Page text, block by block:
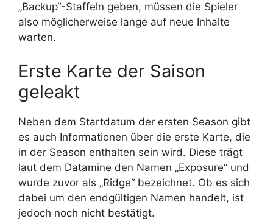
„Backup“-Staffeln geben, müssen die Spieler
also möglicherweise lange auf neue Inhalte
warten.
Erste Karte der Saison
geleakt
Neben dem Startdatum der ersten Season gibt
es auch Informationen über die erste Karte, die
in der Season enthalten sein wird. Diese trägt
laut dem Datamine den Namen „Exposure“ und
wurde zuvor als „Ridge“ bezeichnet. Ob es sich
dabei um den endgültigen Namen handelt, ist
jedoch noch nicht bestätigt.